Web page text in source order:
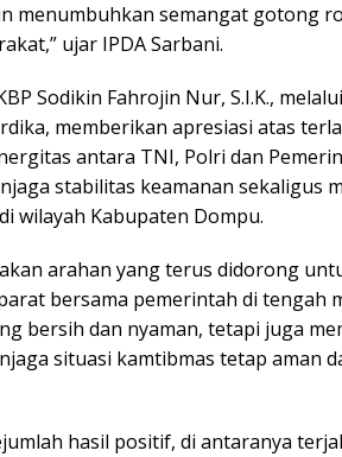
menumbuhkan semangat gotong
ujar IPDA Sarbani.
Sodikin Fahrojin Nur, S.I.K.,
memberikan apresiasi atas
antara TNI, Polri dan
stabilitas keamanan sekaligus
wilayah Kabupaten Dompu.
arahan yang terus didorong
bersama pemerintah di tengah
bersih dan nyaman, tetapi juga
situasi kamtibmas tetap aman
hasil positif, di antaranya